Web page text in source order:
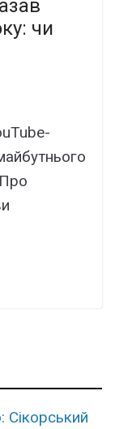
чи
Про
Сікорський